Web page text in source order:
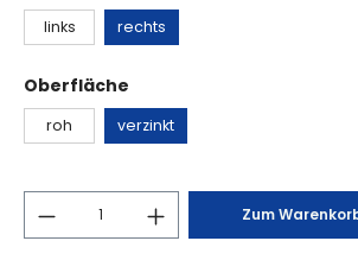
links rechts
Oberfläche
roh verzinkt
Zum